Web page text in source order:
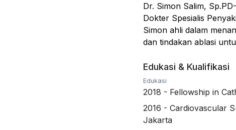
Dr. Simon Salim,
Dokter Spesialis
Simon ahli dalam
dan tindakan ablasi
Edukasi & Kualifikasi
Edukasi
2018 - Fellowship in
2016 -Cardiovascular
Jakarta